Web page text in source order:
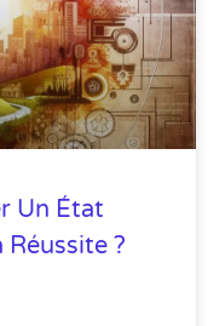
Un État
?